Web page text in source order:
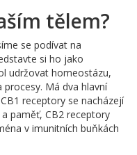
tělem?
se podívat na
si ho jako
udržovat homeostázu,
Má dva hlavní
receptory se nacházejí
paměť, CB2 receptory
v imunitních buňkách